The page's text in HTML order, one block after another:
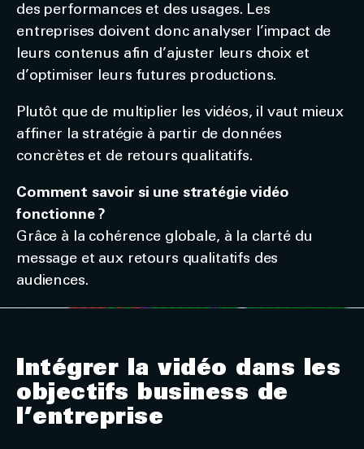
des performances et des usages. Les
entreprises doivent donc analyser l’impact de
leurs contenus afin d’ajuster leurs choix et
d’optimiser leurs futures productions.
Plutôt que de multiplier les vidéos, il vaut mieux
affiner la stratégie à partir de données
concrètes et de retours qualitatifs.
Comment savoir si une stratégie vidéo
fonctionne ?
Grâce à la cohérence globale, à la clarté du
message et aux retours qualitatifs des
audiences.
Intégrer la vidéo dans les
objectifs business de
l’entreprise